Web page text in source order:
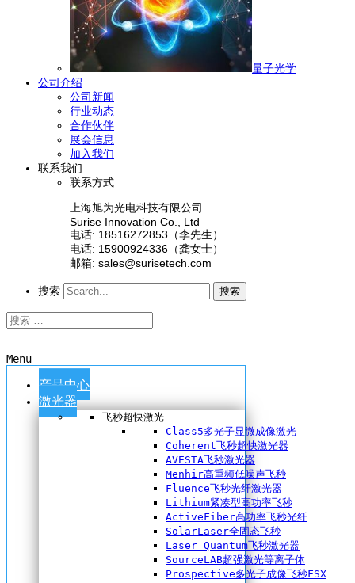
量子光学
公司介绍
公司新闻
行业动态
合作伙伴
展会信息
加入我们
联系我们
联系方式
上海旭为光电科技有限公司
Surise Innovation Co., Ltd
电话: 18516272853（李先生）
电话: 15900924336（龚女士）
邮箱: sales@surisetech.com
搜索 搜索
Menu
产品中心
激光器
飞秒超快激光
Class5多光子显微成像激光
Coherent飞秒超快激光器
AVESTA飞秒激光器
Menhir高重频低噪声飞秒
Fluence飞秒光纤激光器
Lithium紧凑型高功率飞秒
ActiveFiber高功率飞秒光纤
SolarLaser全固态飞秒
Laser Quantum飞秒激光器
SourceLAB超强激光等离子体
Prospective多光子成像飞秒FSX